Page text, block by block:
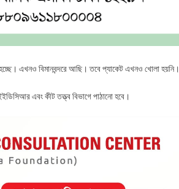
এখনও বিমানবন্দরে আছি। তবে প্যাকেট এখনও খোলা হয়নি।
এবং কীট তত্ত্ব বিভাগে পাঠানো হবে।